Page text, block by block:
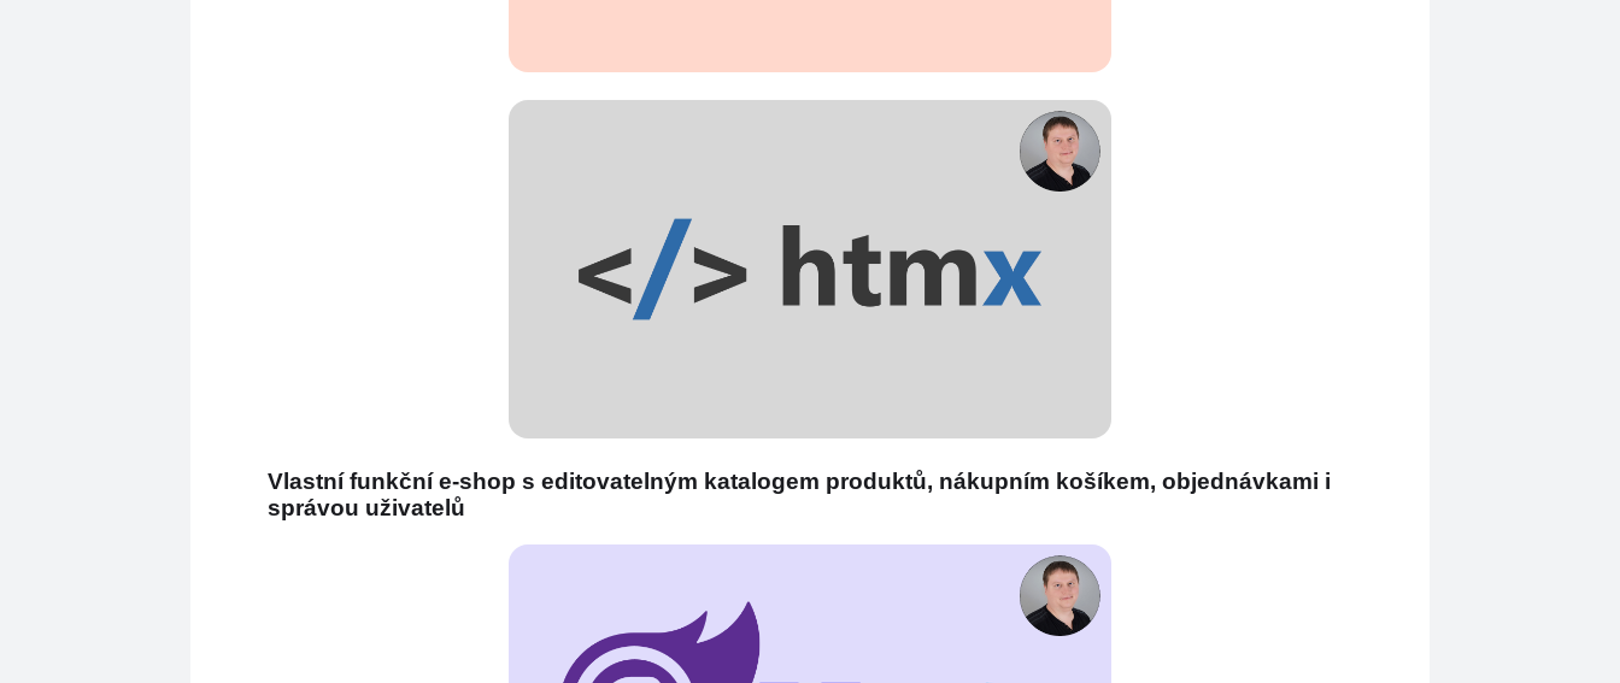
Vlastní funkční e-shop s editovatelným katalogem produktů, nákupním košíkem, objednávkami i
správou uživatelů